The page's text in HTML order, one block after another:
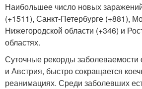
Наибольшее число новых
(+1511), Санкт-Петербурге (+881),
Нижегородской области (+346) и
областях.
Суточные рекорды
и Австрия, быстро сокращается
реанимациях. Среди заболевших